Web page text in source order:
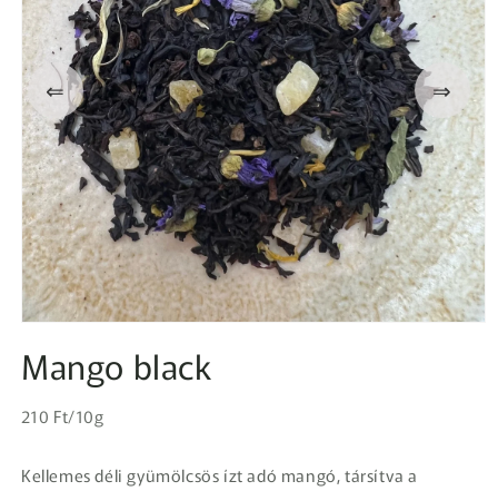
⇐
megnyitása
a
párbeszédpanelen
⇒
Mango black
Normál
Egységár
210 Ft/10g
Kellemes déli gyümölcsös ízt adó mangó, társítva a